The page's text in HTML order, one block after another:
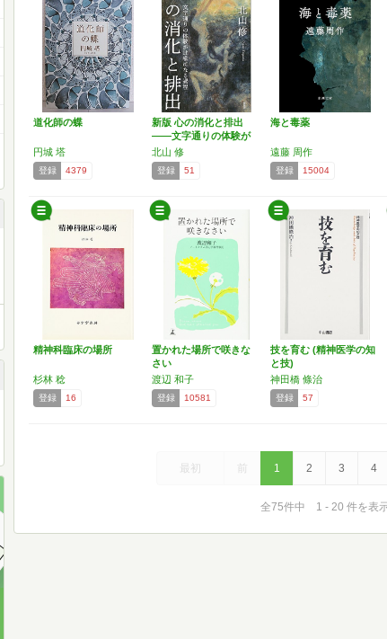
道化師の蝶
円城 塔
登録 4379
新版 心の消化と排出
――文字通りの体験が
比喩…
北山 修
登録 51
海と毒薬
遠藤 周作
登録 15004
精神科臨床の場所
杉林 稔
登録 16
置かれた場所で咲きな
さい
渡辺 和子
登録 10581
技を育む (精神医学の知
と技)
神田橋 條治
登録 57
最初 前 1 2 3 4
全75件中 1 - 20 件を表